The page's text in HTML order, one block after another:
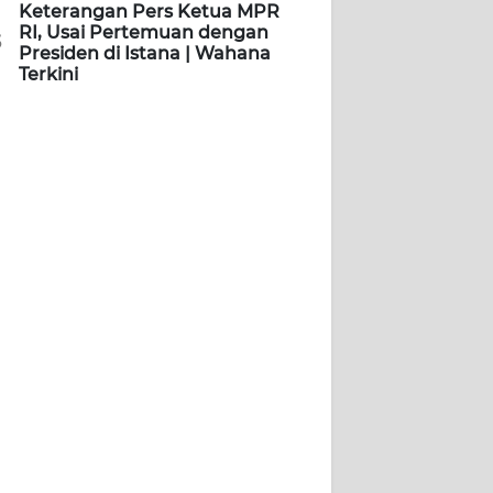
Keterangan Pers Ketua MPR
RI, Usai Pertemuan dengan
Presiden di Istana | Wahana
Terkini